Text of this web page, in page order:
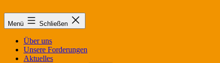
Inhalt
springen
Menü Schließen
Über uns
Unsere Forderungen
Aktuelles